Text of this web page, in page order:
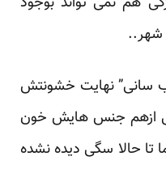
شهر..
سانی” نهایت خشونتش
ازهم جنس هایش خون
تا حالا سگی دیده نشده